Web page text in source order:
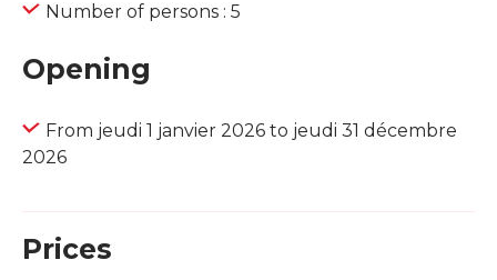
Number of persons : 5
Opening
From jeudi 1 janvier 2026 to jeudi 31 décembre
2026
Prices